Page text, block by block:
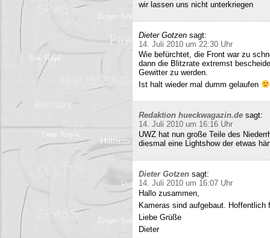
wir lassen uns nicht unterkriegen
Dieter Gotzen sagt:
14. Juli 2010 um 22:30 Uhr
Wie befürchtet, die Front war zu
dann die Blitzrate extremst
Gewitter zu werden.
Ist halt wieder mal dumm gelaufen
Redaktion hueckwagazin.de sagt:
14. Juli 2010 um 16:16 Uhr
UWZ hat nun große Teile des
diesmal eine Lightshow der etwas
Dieter Gotzen sagt:
14. Juli 2010 um 16:07 Uhr
Hallo zusammen,
Kameras sind aufgebaut.
Liebe Grüße
Dieter